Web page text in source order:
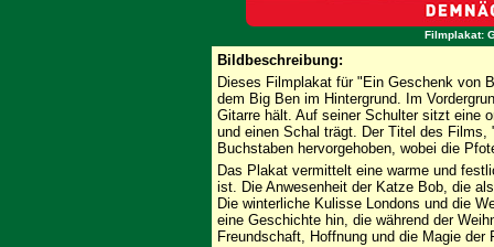
Filmplakat:
Bildbeschreibung:
Dieses Filmplakat für "Ein Geschenk von
dem Big Ben im Hintergrund. Im
Gitarre hält. Auf seiner Schulter sitzt eine
und einen Schal trägt. Der Titel des
Buchstaben hervorgehoben, wobei die
Das Plakat vermittelt eine warme und
ist. Die Anwesenheit der Katze Bob, die
Die winterliche Kulisse Londons und die
eine Geschichte hin, die während der
Freundschaft, Hoffnung und die Magie der